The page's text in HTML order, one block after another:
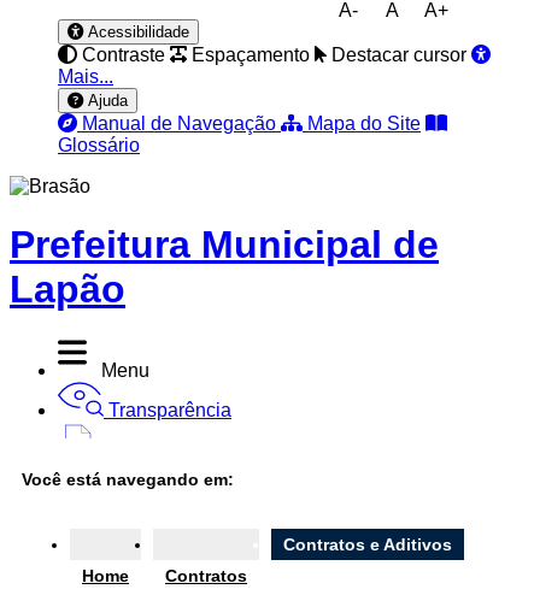
A- A A+
Acessibilidade
Contraste Espaçamento
Destacar cursor
Mais...
Ajuda
Manual de Navegação
Mapa do Site
Glossário
Prefeitura Municipal de
Lapão
Menu
Transparência
Ouvidoria
e-SIC
Você está navegando em:
Home Contratos
Contratos e Aditivos